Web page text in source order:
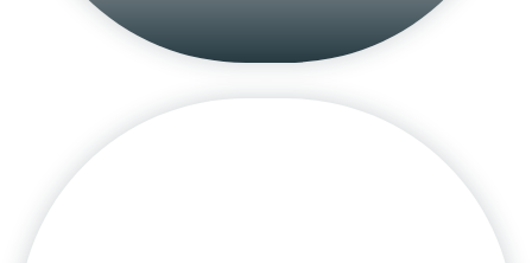
Mini-ascenseurs privatifs
cubilia efficitur mattis dolor vulputate